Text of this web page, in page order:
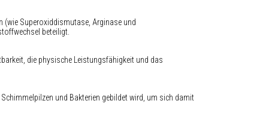
(wie Superoxiddismutase, Arginase und
beteiligt.
die physische Leistungsfähigkeit und das
und Bakterien gebildet wird, um sich damit